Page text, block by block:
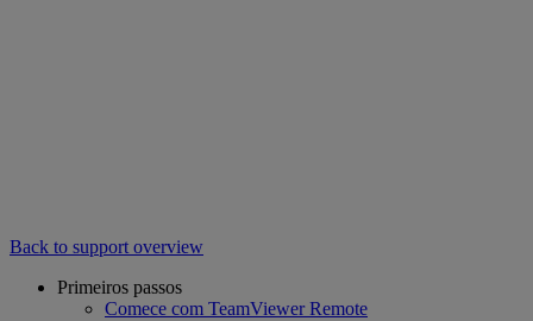
Back to support overview
Primeiros passos
Comece com TeamViewer Remote